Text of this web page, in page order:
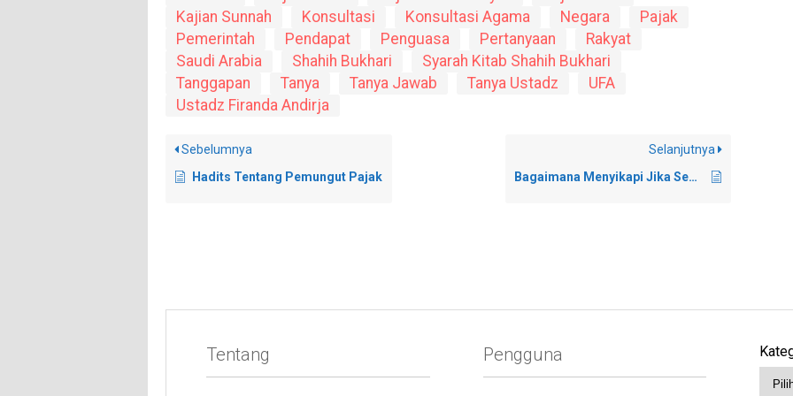
Kajian Sunnah
Konsultasi Konsultasi Agama Negara
Pajak
Pemerintah
Pendapat Penguasa Pertanyaan
Rakyat
Saudi Arabia
Shahih Bukhari
Syarah Kitab Shahih Bukhari
Tanggapan
Tanya Tanya Jawab Tanya Ustadz
UFA
Ustadz Firanda Andirja
Sebelumnya
Hadits Tentang Pemungut Pajak
Selanjutnya
Bagaimana Menyikapi Jika Seorang Anak Disuruh Membeli Rokok Oleh Orang Tuanya?
Tentang Pengguna